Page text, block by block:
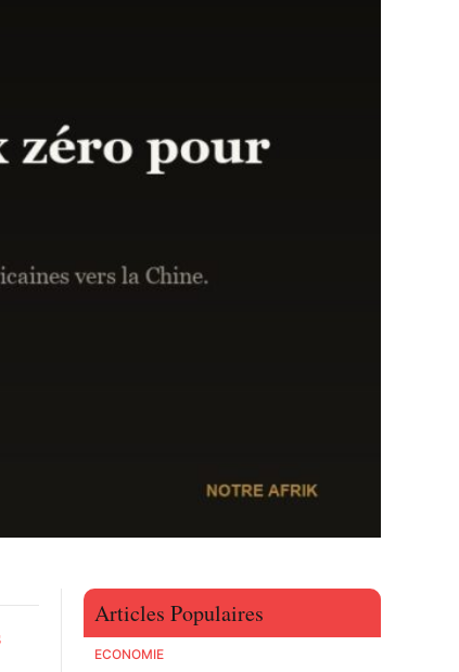
Articles Populaires
ECONOMIE